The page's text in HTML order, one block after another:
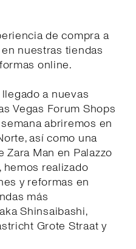
de compra a
nuestras tiendas
online.
a nuevas
Vegas Forum Shops
abriremos en
así como una
Man en Palazzo
hemos realizado
y reformas en
más
Shinsaibashi,
Grote Straat y